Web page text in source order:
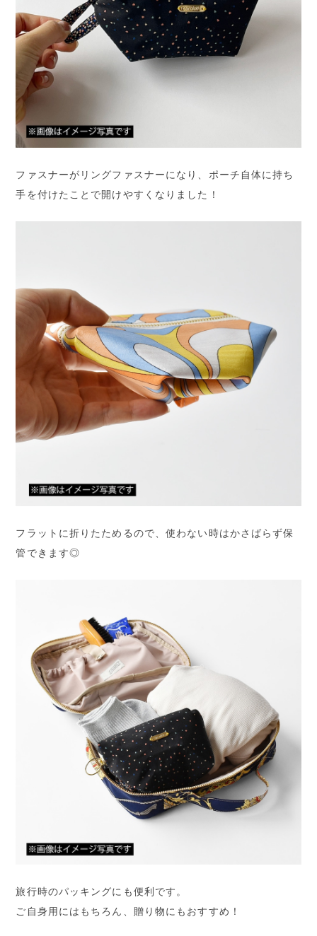
ファスナーがリングファスナーになり、ポーチ自体に持ち
手を付けたことで開けやすくなりました！
フラットに折りたためるので、使わない時はかさばらず保
管できます◎
旅行時のパッキングにも便利です。
ご自身用にはもちろん、贈り物にもおすすめ！